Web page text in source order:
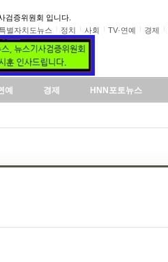
검증위원회 입니다.
별자치도뉴스 정치 사회 TV·연예 경제
예 경제 HNN포토뉴스